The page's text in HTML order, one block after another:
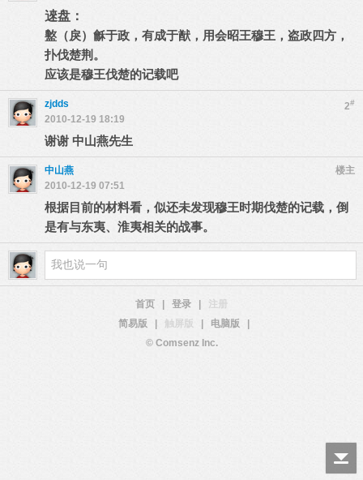
逨盘：
盭（戾）龢于政，有成于猷，用会昭王穆王，盗政四方，
扑伐楚荆。
应该是穆王伐楚的记载吧
2#
zjdds
2010-12-19 18:19
谢谢 中山燕先生
楼主
中山燕
2010-12-19 07:51
根据目前的材料看，似还未发现穆王时期伐楚的记载，倒
是有与东夷、淮夷相关的战事。
首页 登录
注册
简易版
触屏版 电脑版
© Comsenz Inc.